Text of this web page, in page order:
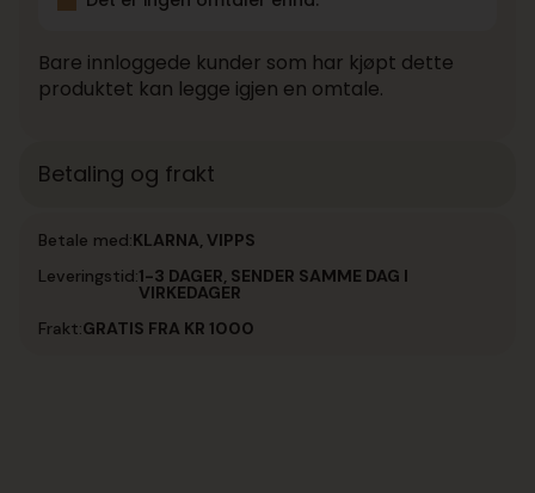
Bare innloggede kunder som har kjøpt dette
produktet kan legge igjen en omtale.
Betaling og frakt
Betale med:KLARNA, VIPPS
Leveringstid:1-3 DAGER, SENDER SAMME DAG I
VIRKEDAGER
Frakt:GRATIS FRA KR 1000